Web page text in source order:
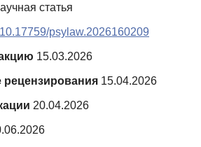
статья
psylaw.2026160209
15.03.2026
рецензирования 15.04.2026
20.04.2026